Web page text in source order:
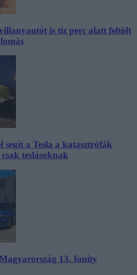
is tíz perc alatt feltölt
segít a Tesla a katasztrófák
teslásoknak
13. Ionity